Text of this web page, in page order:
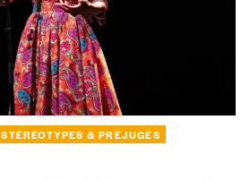
STÉRÉOTYPES & PRÉJUGÉS